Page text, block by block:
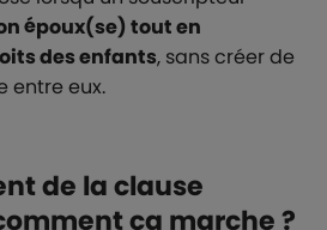
époux(se) tout en
des enfants, sans créer de
entre eux.
de la clause
ça marche ?